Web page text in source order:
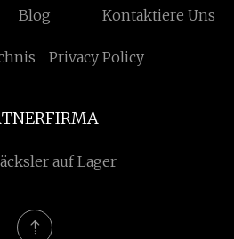
Blog Kontaktiere Uns
Privacy Policy
auf Lager